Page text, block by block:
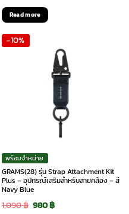
price
was:
Read more
-10%
พร้อมจำหน่าย
GRAMS(28) รุ่น Strap Attachment Kit
Plus – อุปกรณ์เสริมสำหรับสายคล้อง – สี
Navy Blue
1,090฿ Original
980฿Current